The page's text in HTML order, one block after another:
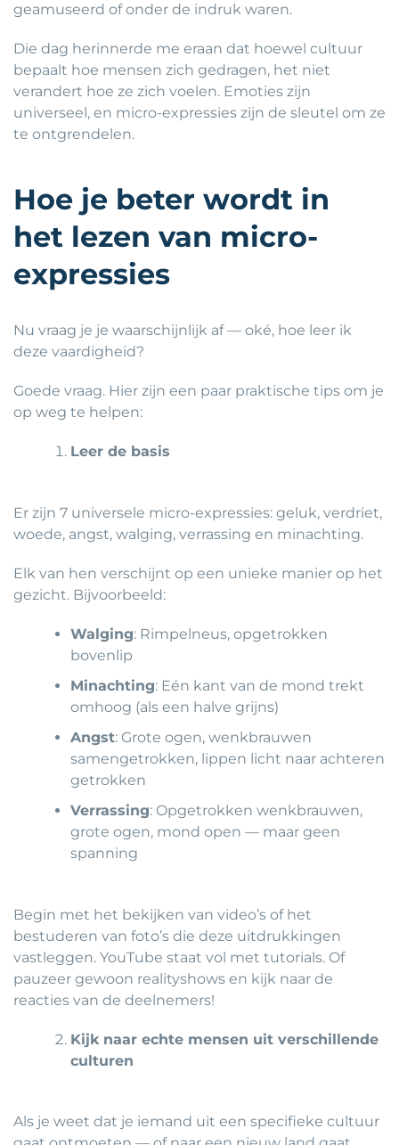
geamuseerd of onder de indruk waren.
Die dag herinnerde me eraan dat hoewel cultuur
bepaalt hoe mensen zich gedragen, het niet
verandert hoe ze zich voelen. Emoties zijn
universeel, en micro-expressies zijn de sleutel om ze
te ontgrendelen.
Hoe je beter wordt in
het lezen van micro-
expressies
Nu vraag je je waarschijnlijk af — oké, hoe leer ik
deze vaardigheid?
Goede vraag. Hier zijn een paar praktische tips om je
op weg te helpen:
Leer de basis
Er zijn 7 universele micro-expressies: geluk, verdriet,
woede, angst, walging, verrassing en minachting.
Elk van hen verschijnt op een unieke manier op het
gezicht. Bijvoorbeeld:
Walging: Rimpelneus, opgetrokken
bovenlip
Minachting: Eén kant van de mond trekt
omhoog (als een halve grijns)
Angst: Grote ogen, wenkbrauwen
samengetrokken, lippen licht naar achteren
getrokken
Verrassing: Opgetrokken wenkbrauwen,
grote ogen, mond open — maar geen
spanning
Begin met het bekijken van video’s of het
bestuderen van foto’s die deze uitdrukkingen
vastleggen. YouTube staat vol met tutorials. Of
pauzeer gewoon realityshows en kijk naar de
reacties van de deelnemers!
Kijk naar echte mensen uit verschillende
culturen
Als je weet dat je iemand uit een specifieke cultuur